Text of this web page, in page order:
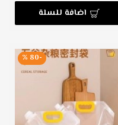
اضافة للسلة
-80 %